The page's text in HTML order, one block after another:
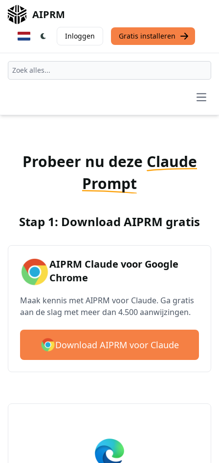
AIPRM
Inloggen Gratis installeren
Probeer nu deze Claude
Prompt
Stap 1: Download AIPRM gratis
AIPRM Claude voor Google
Chrome
Maak kennis met AIPRM voor Claude. Ga gratis
aan de slag met meer dan 4.500 aanwijzingen.
Download AIPRM voor Claude